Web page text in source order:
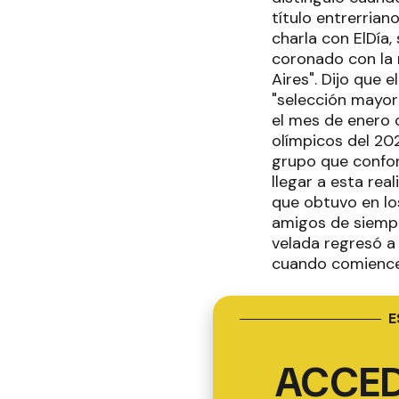
título
charla con
coronado con la
Aires". Dijo que
"selección
el mes de
olímpicos del
grupo que
llegar a esta
que obtuvo en
amigos de
velada regresó
cuando